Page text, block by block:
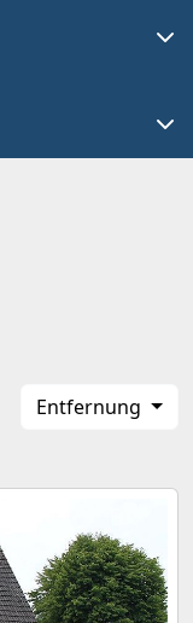
Entfernung